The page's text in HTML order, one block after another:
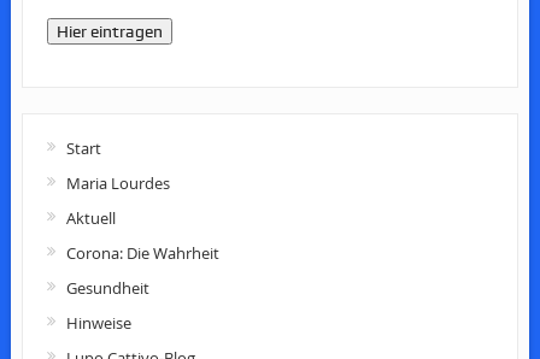
Hier eintragen
Start
Maria Lourdes
Aktuell
Corona: Die Wahrheit
Gesundheit
Hinweise